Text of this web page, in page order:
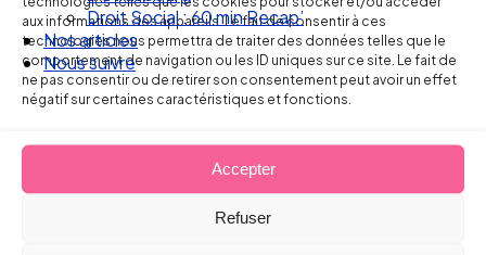
aux informations des appareils. Le fait de consentir à ces
technologies nous permettra de traiter des données telles que le
comportement de navigation ou les ID uniques sur ce site. Le fait de
ne pas consentir ou de retirer son consentement peut avoir un effet
négatif sur certaines caractéristiques et fonctions.
Accepter
Refuser
Droit Social : 60 min Recap’
Nos articles
Nous suivre
Réseau
de cabinets
d’avocats